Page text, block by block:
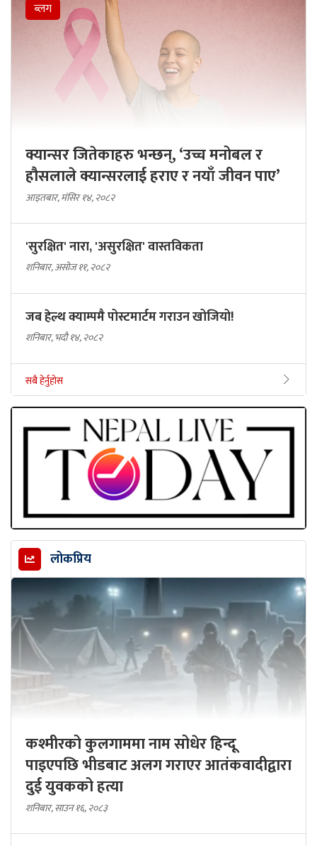
ब्लग
क्यान्सर जितेकाहरु भन्छन्, ‘उच्च मनोबल र
हौसलाले क्यान्सरलाई हराए र नयाँ जीवन पाए’
आइतबार, मंसिर १४, २०८२
'सुरक्षित' नारा, 'असुरक्षित' वास्तविकता
शनिबार, असोज ११, २०८२
जब हेल्थ क्याम्पमै पोस्टमार्टम गराउन खोजियो!
शनिबार, भदौ १४, २०८२
सबै हेर्नुहोस
लोकप्रिय
कश्मीरको कुलगाममा नाम सोधेर हिन्दू
पाइएपछि भीडबाट अलग गराएर आतंकवादीद्वारा
दुई युवकको हत्या
शनिबार, साउन १६, २०८३